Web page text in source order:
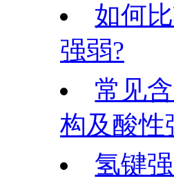
如何
强弱?
常见
构及酸性
氢键